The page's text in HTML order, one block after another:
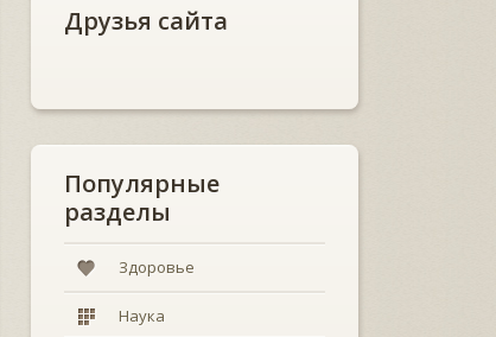
Друзья сайта
Популярные
разделы
Здоровье
Наука